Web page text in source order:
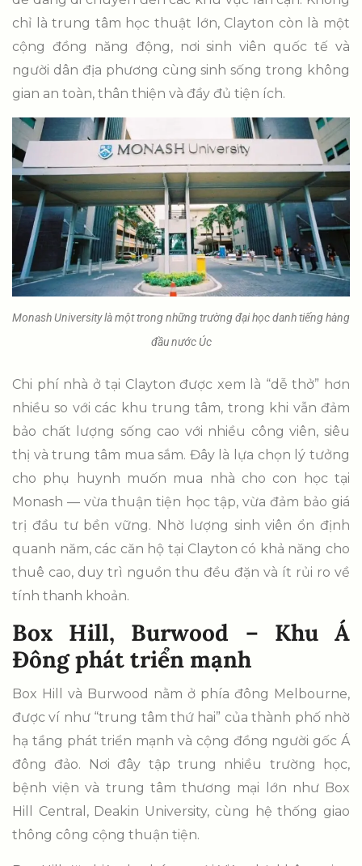
chỉ là trung tâm học thuật lớn, Clayton còn là một
cộng đồng năng động, nơi sinh viên quốc tế và
người dân địa phương cùng sinh sống trong không
gian an toàn, thân thiện và đầy đủ tiện ích.
Monash University là một trong những trường đại học danh tiếng hàng
đầu nước Úc
Chi phí nhà ở tại Clayton được xem là “dễ thở” hơn
nhiều so với các khu trung tâm, trong khi vẫn đảm
bảo chất lượng sống cao với nhiều công viên, siêu
thị và trung tâm mua sắm. Đây là lựa chọn lý tưởng
cho phụ huynh muốn mua nhà cho con học tại
Monash — vừa thuận tiện học tập, vừa đảm bảo giá
trị đầu tư bền vững. Nhờ lượng sinh viên ổn định
quanh năm, các căn hộ tại Clayton có khả năng cho
thuê cao, duy trì nguồn thu đều đặn và ít rủi ro về
tính thanh khoản.
Box Hill, Burwood – Khu Á
Đông phát triển mạnh
Box Hill và Burwood nằm ở phía đông Melbourne,
được ví như “trung tâm thứ hai” của thành phố nhờ
hạ tầng phát triển mạnh và cộng đồng người gốc Á
đông đảo. Nơi đây tập trung nhiều trường học,
bệnh viện và trung tâm thương mại lớn như Box
Hill Central, Deakin University, cùng hệ thống giao
thông công cộng thuận tiện.